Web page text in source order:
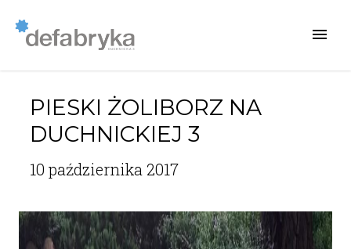
PIESKI ŻOLIBORZ NA
DUCHNICKIEJ 3
10 października 2017